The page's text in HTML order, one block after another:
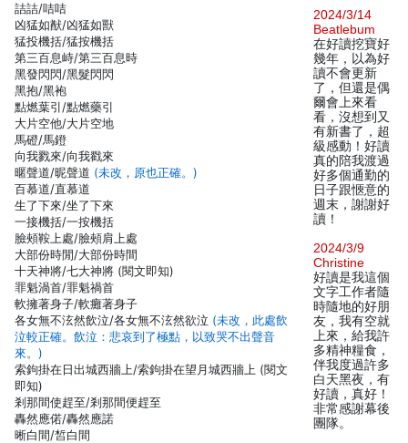
詰詰/咭咭
凶猛如猷/凶猛如獸
猛投機括/猛按機括
第三百息峙/第三百息時
黑發閃閃/黑髮閃閃
黑抱/黑袍
點燃葉引/點燃藥引
大片空他/大片空地
馬磴/馬鐙
向我戮來/向我戳來
暱聲道/昵聲道 (未改，原也正確。)
百慕道/直慕道
生了下來/坐了下來
一接機括/一按機括
臉頰鞍上處/臉頰肩上處
大部份時閒/大部份時間
十天神將/七大神將 (閱文即知)
罪魁渦首/罪魁禍首
軟擁著身子/軟癱著身子
各女無不泫然飲泣/各女無不泫然欲泣 (未改，此處飲
泣較正確。飲泣：悲哀到了極點，以致哭不出聲音
來。)
索鉤掛在日出城西牆上/索鉤掛在望月城西牆上 (閱文
即知)
剎那間使趕至/剎那間便趕至
轟然應偌/轟然應諾
晰白間/皙白間
2024/3/14
Beatlebum
在好讀挖寶好
幾年，以為好
讀不會更新
了，但還是偶
爾會上來看
看，沒想到又
有新書了，超
級感動！好讀
真的陪我渡過
好多個通勤的
日子跟愜意的
週末，謝謝好
讀！
2024/3/9
Christine
好讀是我這個
文字工作者隨
時隨地的好朋
友，我有空就
上來，給我許
多精神糧食，
伴我度過許多
白天黑夜，有
好讀，真好！
非常感謝幕後
團隊。